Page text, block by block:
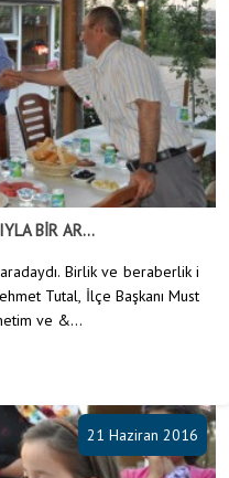
BİR AR...
Birlik ve beraberlik i
Tutal, İlçe Başkanı Must
ve &...
21 Haziran 2016